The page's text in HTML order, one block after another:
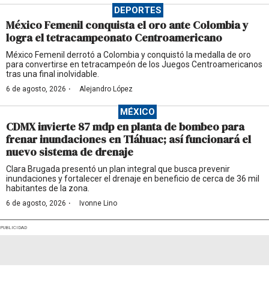
DEPORTES
México Femenil conquista el oro ante Colombia y
logra el tetracampeonato Centroamericano
México Femenil derrotó a Colombia y conquistó la medalla de oro
para convertirse en tetracampeón de los Juegos Centroamericanos
tras una final inolvidable.
6 de agosto, 2026 · Alejandro López
MÉXICO
CDMX invierte 87 mdp en planta de bombeo para
frenar inundaciones en Tláhuac; así funcionará el
nuevo sistema de drenaje
Clara Brugada presentó un plan integral que busca prevenir
inundaciones y fortalecer el drenaje en beneficio de cerca de 36 mil
habitantes de la zona.
6 de agosto, 2026 · Ivonne Lino
PUBLICIDAD